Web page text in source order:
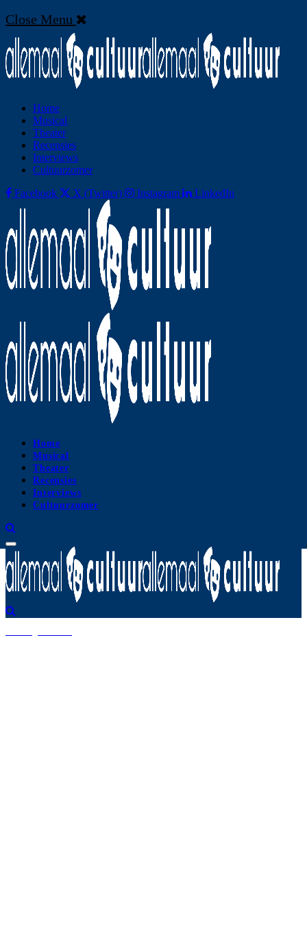
Close Menu
Home
Musical
Theater
Recensies
Interviews
Cultuurzomer
Facebook
X (Twitter) Instagram LinkedIn
Home
Musical
Theater
Recensies
Interviews
Cultuurzomer